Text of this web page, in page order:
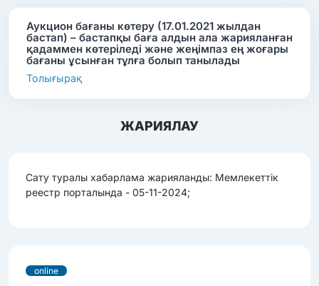
Аукцион бағаны көтеру (17.01.2021 жылдан
бастап) – бастапқы баға алдын ала жарияланған
қадаммен көтеріледі және жеңімпаз ең жоғары
бағаны ұсынған тұлға болып танылады
Толығырақ
ЖАРИЯЛАУ
Сату туралы хабарлама жарияланды: Мемлекеттік
реестр порталында - 05-11-2024;
online